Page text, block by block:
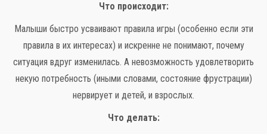
Что происходит:
Малыши быстро усваивают правила игры (особенно если эти
правила в их интересах) и искренне не понимают, почему
ситуация вдруг изменилась. А невозможность удовлетворить
некую потребность (иными словами, состояние фрустрации)
нервирует и детей, и взрослых.
Что делать: